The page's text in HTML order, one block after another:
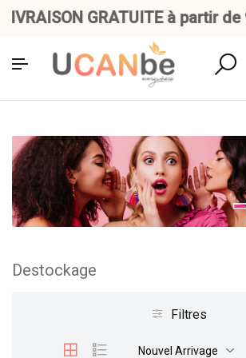
GRATUITE à partir de 99
Destockage
Filtres
Nouvel Arrivage